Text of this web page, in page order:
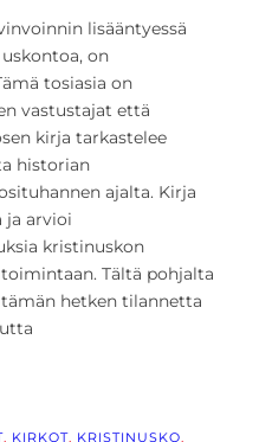
lisääntyessä
on
tosiasia on
vastustajat että
kirja tarkastelee
historian
ajalta. Kirja
ja arvioi
kristinuskon
Tältä pohjalta
hetken tilannetta
, KIRKOT, KRISTINUSKO